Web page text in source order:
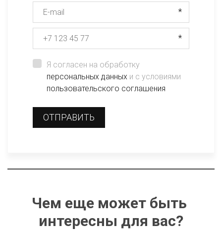
*
*
Я согласен на обработку
персональных данных и с условиями
пользовательского соглашения
ОТПРАВИТЬ
Чем еще может быть
интересны для вас?